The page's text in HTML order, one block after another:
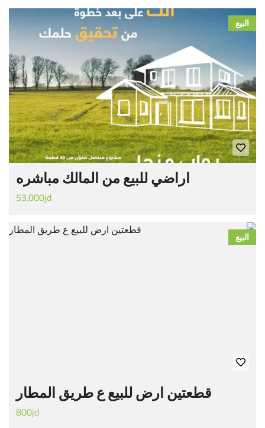
البيع
اراضي للبيع من المالك مباشره
53.000jd
البيع
قطعتين ارض للبيع ع طريق المطار
800jd